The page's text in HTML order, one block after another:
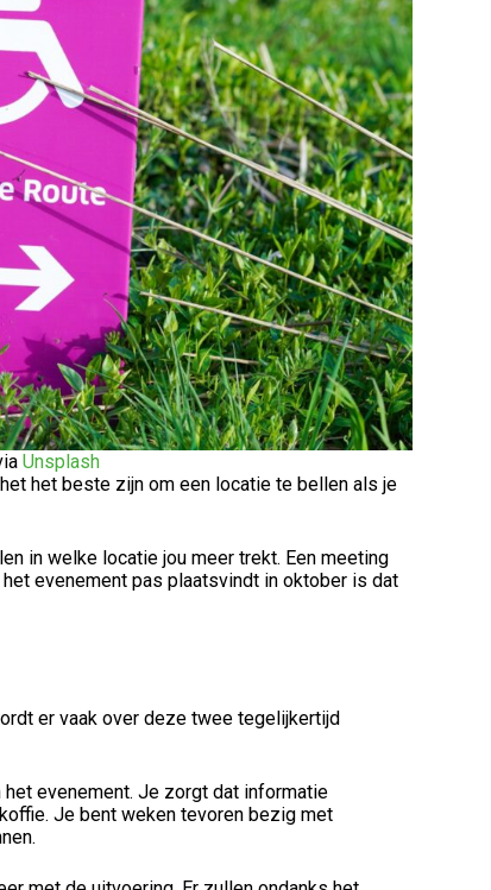
Unsplash
het beste zijn om een locatie te bellen als je
in welke locatie jou meer trekt. Een meeting
evenement pas plaatsvindt in oktober is dat
er vaak over deze twee tegelijkertijd
evenement. Je zorgt dat informatie
Je bent weken tevoren bezig met